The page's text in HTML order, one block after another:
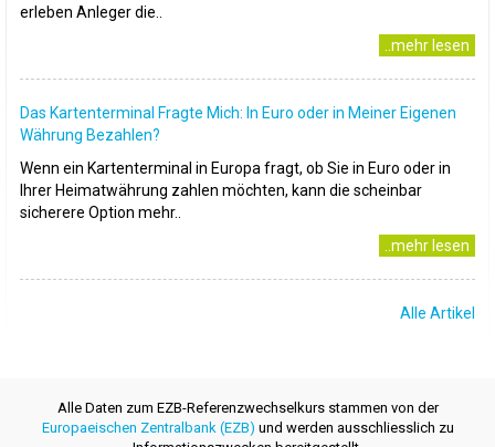
erleben Anleger die..
..mehr lesen
Das Kartenterminal Fragte Mich: In Euro oder in Meiner Eigenen
Währung Bezahlen?
Wenn ein Kartenterminal in Europa fragt, ob Sie in Euro oder in
Ihrer Heimatwährung zahlen möchten, kann die scheinbar
sicherere Option mehr..
..mehr lesen
Alle Artikel
Alle Daten zum EZB-Referenzwechselkurs stammen von der
Europaeischen Zentralbank (EZB) und werden ausschliesslich zu